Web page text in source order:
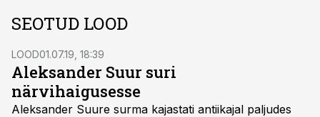
SEOTUD LOOD
LOOD01.07.19, 18:39
Aleksander Suur suri
närvihaigusesse
Aleksander Suure surma kajastati antiikajal paljudes